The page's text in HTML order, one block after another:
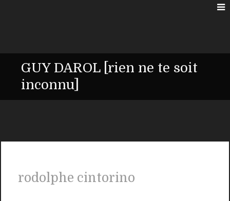
GUY DAROL [rien ne te soit
inconnu]
rodolphe cintorino